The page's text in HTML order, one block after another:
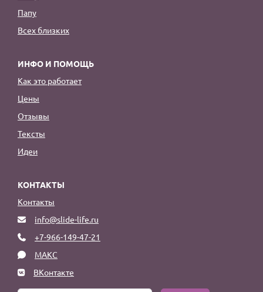
Папу
Всех близких
ИНФО И ПОМОЩЬ
Как это работает
Цены
Отзывы
Тексты
Идеи
КОНТАКТЫ
Контакты
info@slide-life.ru
+7-966-149-47-21
МАКС
ВКонтакте